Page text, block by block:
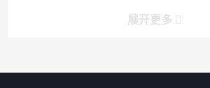
展开更多